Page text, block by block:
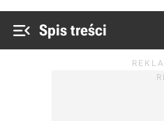
 Spis treści